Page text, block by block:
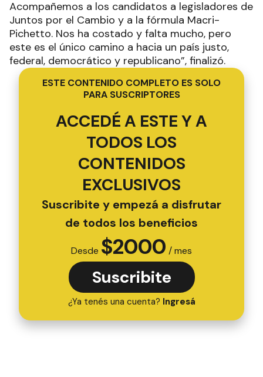
Acompañemos a los candidatos a legisladores de
Juntos por el Cambio y a la fórmula Macri-
Pichetto. Nos ha costado y falta mucho, pero
este es el único camino a hacia un país justo,
federal, democrático y republicano”, finalizó.
ESTE CONTENIDO COMPLETO ES SOLO
PARA SUSCRIPTORES
ACCEDÉ A ESTE Y A
TODOS LOS
CONTENIDOS
EXCLUSIVOS
Suscribite y empezá a disfrutar
de todos los beneficios
Desde $2000 / mes
Suscribite
¿Ya tenés una cuenta? Ingresá